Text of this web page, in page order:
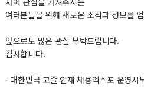
여러분들을 위해 새로운 소식과 정보를
앞으로도 많은 관심 부탁드립니다.
감사합니다.
- 대한민국 고졸 인재 채용엑스포 운영사